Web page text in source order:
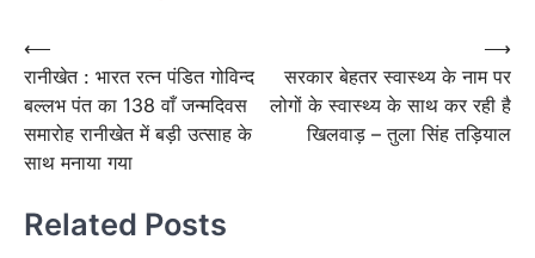
Post
navigation
⟵
रानीखेत : भारत रत्न पंडित गोविन्द
बल्लभ पंत का 138 वाँ जन्मदिवस
समारोह रानीखेत में बड़ी उत्साह के
साथ मनाया गया
सरकार बेहतर स्वास्थ्य के नाम पर
लोगों के स्वास्थ्य के साथ कर रही है
खिलवाड़ – तुला सिंह तड़ियाल
⟶
Related Posts